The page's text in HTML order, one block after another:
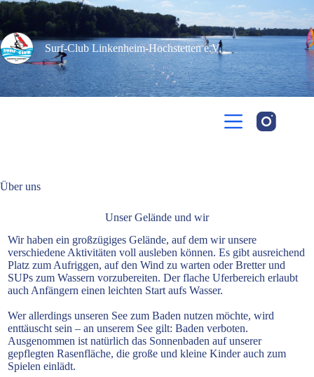
Zum
Inhalt
springen
Surf-Club Linkenheim-Hochstetten e.V.​
Über uns
Unser Gelände und wir
Wir haben ein großzügiges Gelände, auf dem wir unsere
verschiedene Aktivitäten voll ausleben können. Es gibt ausreichend
Platz zum Aufriggen, auf den Wind zu warten oder Bretter und
SUPs zum Wassern vorzubereiten. Der flache Uferbereich erlaubt
auch Anfängern einen leichten Start aufs Wasser.
Wer allerdings unseren See zum Baden nutzen möchte, wird
enttäuscht sein – an unserem See gilt: Baden verboten.
Ausgenommen ist natürlich das Sonnenbaden auf unserer
gepflegten Rasenfläche, die große und kleine Kinder auch zum
Spielen einlädt.